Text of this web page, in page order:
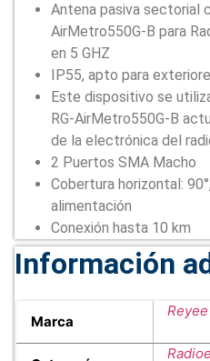
Antena pasiva sectorial
AirMetro550G-B para
en 5 GHZ
IP55, apto para
Este dispositivo se
RG-AirMetro550G-B
de la electrónica del
2 Puertos SMA Macho
Cobertura horizontal:
alimentación
Conexión hasta 10 km
Información
Marca
Reyee